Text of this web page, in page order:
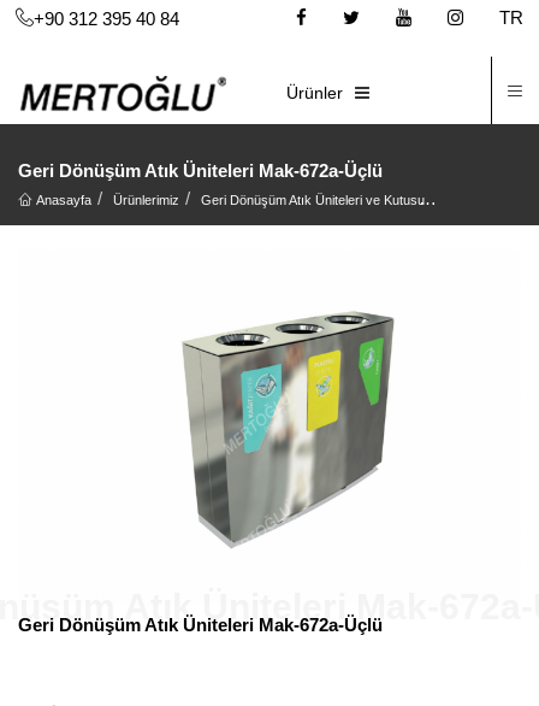
+90 312 395 40 84
TR
Ürünler
Geri Dönüşüm Atık Üniteleri Mak-672a-Üçlü
Anasayfa Ürünlerimiz Geri Dönüşüm Atık Üniteleri ve Kutusu
Geri Dönüşüm Atık Üniteleri Mak-672a-Üçlü